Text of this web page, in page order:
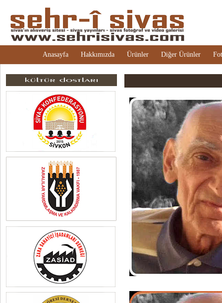
Anasayfa Hakkımızda Ürünler Diğer Ürünler